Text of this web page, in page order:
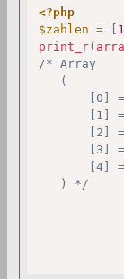
<?php
$zahlen
= [ 1
print_r(
/* Array
   (
[0]
[1]
[2]
[3]
[4]
   ) */